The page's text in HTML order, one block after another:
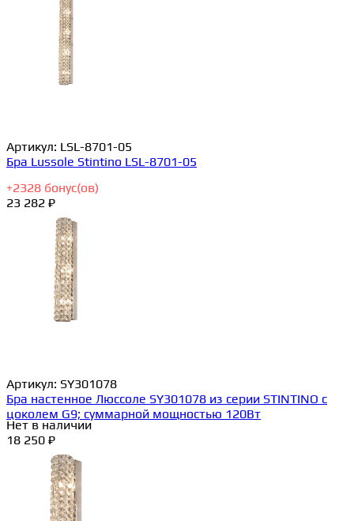
Артикул: LSL-8701-05
Бра Lussole Stintino LSL-8701-05
+2328 бонус(ов)
23 282 ₽
Артикул: SY301078
Бра настенное Люссоле SY301078 из серии STINTINO с
цоколем G9; суммарной мощностью 120Вт
Нет в наличии
18 250 ₽